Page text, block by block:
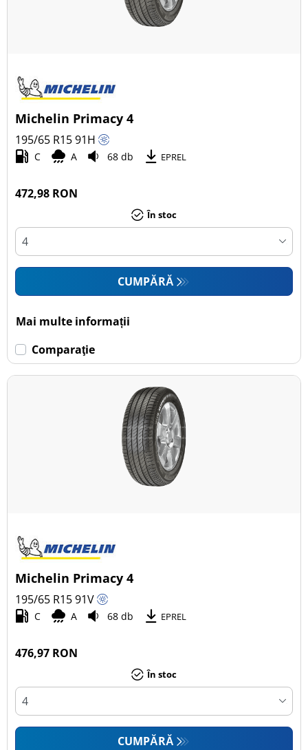
Michelin Primacy 4
195/65 R1591H
C A 68 db EPREL
472,98 RON
În stoc
CUMPĂRĂ
Mai multe informații
Comparaţie
Michelin Primacy 4
195/65 R1591V
C A 68 db EPREL
476,97 RON
În stoc
CUMPĂRĂ